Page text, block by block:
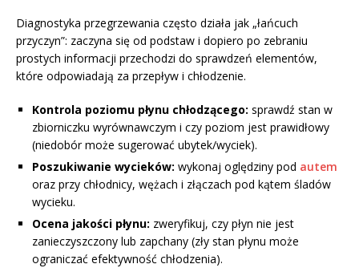
Diagnostyka przegrzewania często działa jak „łańcuch
przyczyn”: zaczyna się od podstaw i dopiero po zebraniu
prostych informacji przechodzi do sprawdzeń elementów,
które odpowiadają za przepływ i chłodzenie.
Kontrola poziomu płynu chłodzącego: sprawdź stan w
zbiorniczku wyrównawczym i czy poziom jest prawidłowy
(niedobór może sugerować ubytek/wyciek).
Poszukiwanie wycieków: wykonaj oględziny pod autem
oraz przy chłodnicy, wężach i złączach pod kątem śladów
wycieku.
Ocena jakości płynu: zweryfikuj, czy płyn nie jest
zanieczyszczony lub zapchany (zły stan płynu może
ograniczać efektywność chłodzenia).